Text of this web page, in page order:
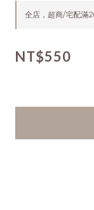
全店，超商/宅配滿
NT$550